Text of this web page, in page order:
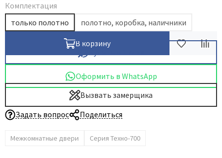
Fantom
Fimet
GlassTur
Griffwerk
HSU
Krona Koblenz
Комплектация
только полотно
полотно, коробка, наличники
В корзину
Оформить в WhatsApp
Вызвать замерщика
Задать вопрос
Поделиться
Межкомнатные двери Серия Техно-700